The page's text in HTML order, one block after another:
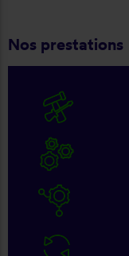
Nos prestations